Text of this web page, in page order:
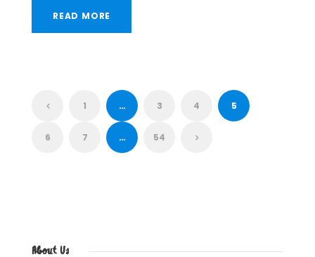
READ MORE
1 … 3 4 5
6 7 … 54
About Us